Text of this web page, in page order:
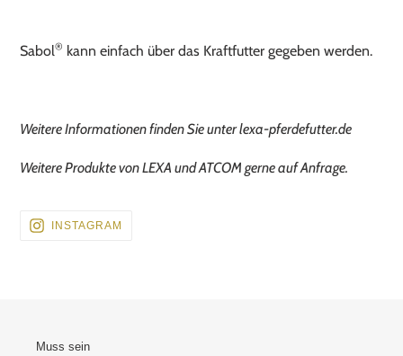
Sabol® kann einfach über das Kraftfutter gegeben werden.
Weitere Informationen finden Sie unter lexa-pferdefutter.de
Weitere Produkte von LEXA und ATCOM gerne auf Anfrage.
INSTAGRAM
Muss sein